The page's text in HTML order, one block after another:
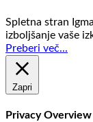
Spletna stran
izboljšanje vaše
Preberi več...
Zapri
Privacy Overview